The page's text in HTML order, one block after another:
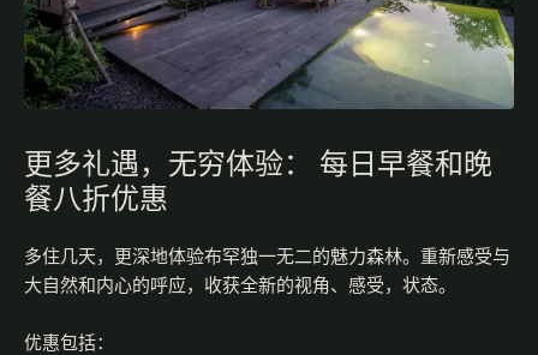
更多礼遇，无穷体验： 每日早餐和晚
餐八折优惠
多住几天，更深地体验布罕独一无二的魅力森林。重新感受与
大自然和内心的呼应，收获全新的视角、感受，状态。
优惠包括：